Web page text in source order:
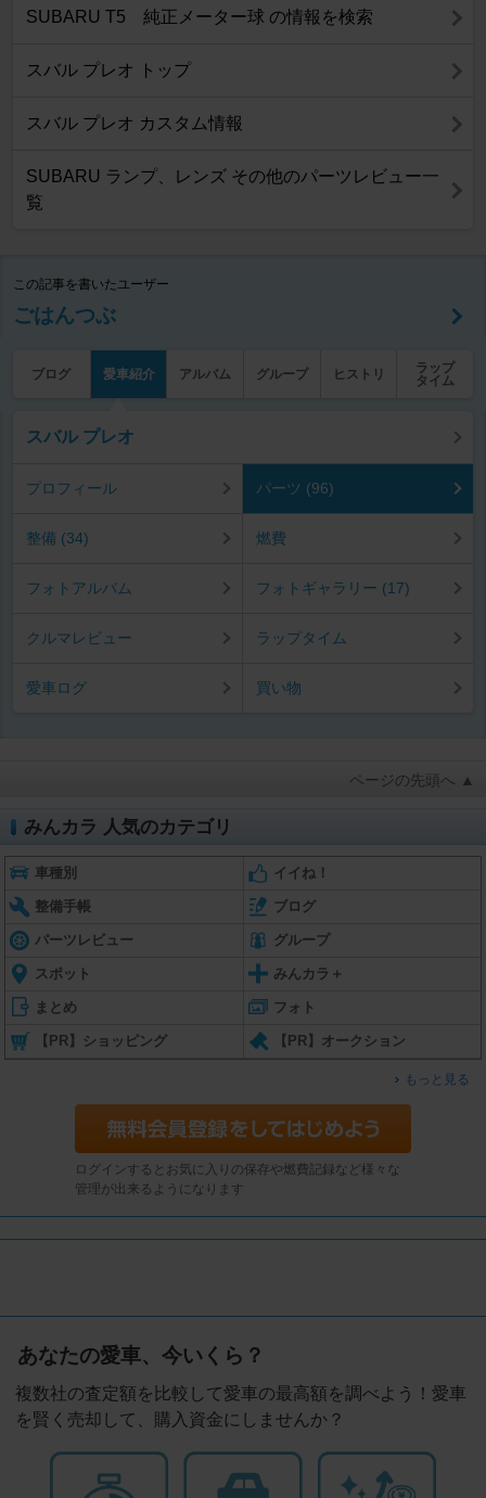
SUBARU T5 純正メーター球 の情報を検索
スバル プレオ トップ
スバル プレオ カスタム情報
SUBARU ランプ、レンズ その他のパーツレビュー一
覧
この記事を書いたユーザー
ごはんつぶ
ブログ 愛車紹介 アルバム グループ ヒストリ
ラップ
タイム
スバル プレオ
プロフィール パーツ (96)
整備 (34) 燃費
フォトアルバム フォトギャラリー (17)
クルマレビュー ラップタイム
愛車ログ 買い物
ページの先頭へ ▲
みんカラ 人気のカテゴリ
車種別 イイね！
整備手帳 ブログ
パーツレビュー グループ
スポット みんカラ＋
まとめ フォト
【PR】ショッピング 【PR】オークション
もっと見る
ログインするとお気に入りの保存や燃費記録など様々な
管理が出来るようになります
あなたの愛車、今いくら？
複数社の査定額を比較して愛車の最高額を調べよう！愛車
を賢く売却して、購入資金にしませんか？